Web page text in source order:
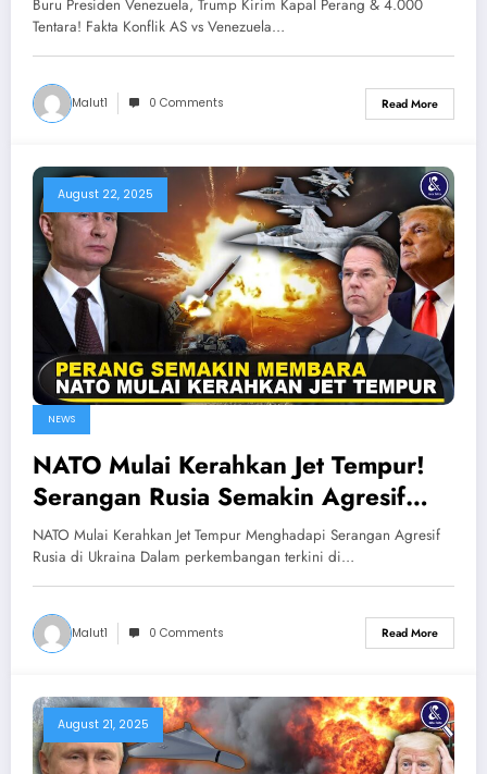
Venezuela
Buru Presiden Venezuela, Trump Kirim Kapal Perang & 4.000
Tentara! Fakta Konflik AS vs Venezuela…
Malut1 0 Comments Read More
August 22, 2025
NEWS
NATO Mulai Kerahkan Jet Tempur!
Serangan Rusia Semakin Agresif
Hancurkan Ukraina & NATO
NATO Mulai Kerahkan Jet Tempur Menghadapi Serangan Agresif
Rusia di Ukraina Dalam perkembangan terkini di…
Malut1 0 Comments Read More
August 21, 2025